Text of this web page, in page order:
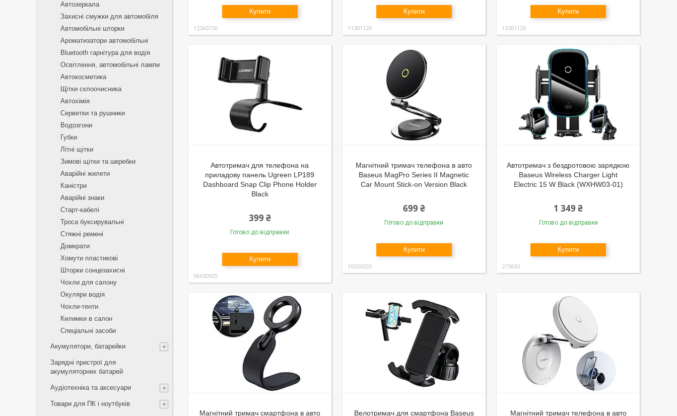
Купити
12360726
Купити
11301125
Купити
13301125
Автотримач для телефона на
приладову панель Ugreen LP189
Dashboard Snap Clip Phone Holder
Black
399 ₴
Готово до відправки
Купити
06600925
Магнітний тримач телефона в авто
Baseus MagPro Series II Magnetic
Car Mount Stick-on Version Black
699 ₴
Готово до відправки
Купити
10250225
Автотримач з бездротовою зарядкою
Baseus Wireless Charger Light
Electric 15 W Black (WXHW03-01)
1 349 ₴
Готово до відправки
Купити
273692
Магнітний тримач смартфона в авто
Велотримач для смартфона Baseus
Магнітний тримач телефона в авто
Автозеркала
Захисні смужки для автомобіля
Автомобільні шторки
Ароматизатори автомобільні
Bluetooth гарнітура для водія
Освітлення, автомобільні лампи
Автокосметика
Щітки склоочисника
Автохімія
Серветки та рушники
Водозгони
Губки
Літні щітки
Зимові щітки та шкребки
Аварійні жилети
Каністри
Аварійні знаки
Старт-кабелі
Троса буксирувальні
Стяжні ремені
Домкрати
Хомути пластикові
Шторки сонцезахисні
Чохли для салону
Окуляри водія
Чохли-тенти
Килимки в салон
Спеціальні засоби
Акумулятори, батарейки
Зарядні пристрої для
акумуляторних батарей
Аудіотехніка та аксесуари
Товари для ПК і ноутбуків